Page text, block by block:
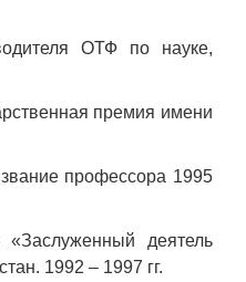
ОТФ по науке,
премия имени
профессора 1995
«Заслуженный деятель
1992 – 1997 гг.